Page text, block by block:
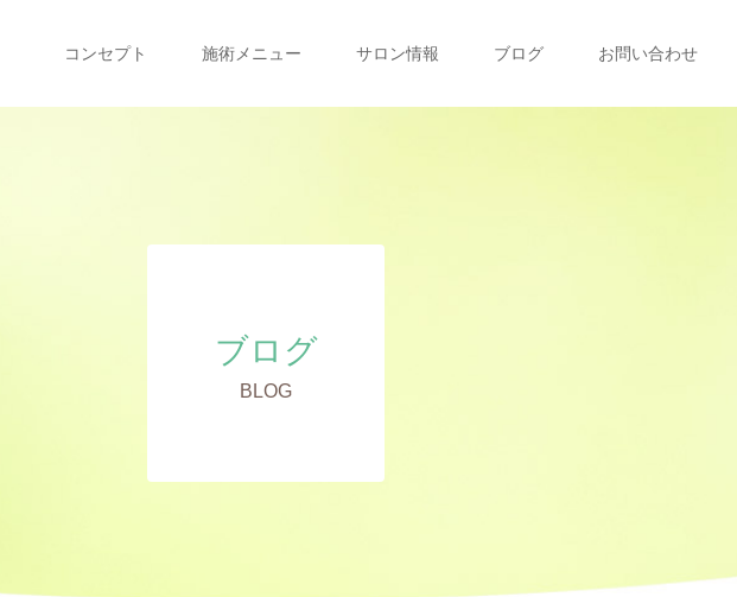
コンセプト 施術メニュー サロン情報 ブログ お問い合わせ
ブログ
BLOG